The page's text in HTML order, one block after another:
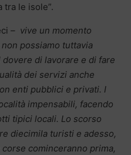
tra le isole”.
– vive un momento
possiamo tuttavia
di lavorare e di fare
dei servizi anche
enti pubblici e privati. I
impensabili, facendo
tipici locali. Lo scorso
diecimila turisti e adesso,
cominceranno prima,